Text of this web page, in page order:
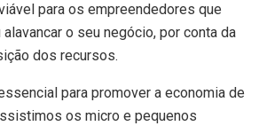
para os empreendedores que
o seu negócio, por conta da
dos recursos.
para promover a economia de
os micro e pequenos